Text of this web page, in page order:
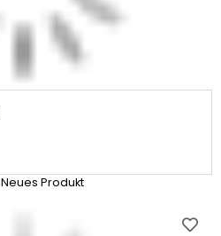
Neues Produkt